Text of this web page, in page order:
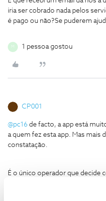
iria ser cobrado nada pelos
é pago ou não?Se puderem
M 1 pessoa gostou
CP001
@pc16 de facto, a app está
a quem fez esta app. Mas mais
constatação.
É o único operador que decide